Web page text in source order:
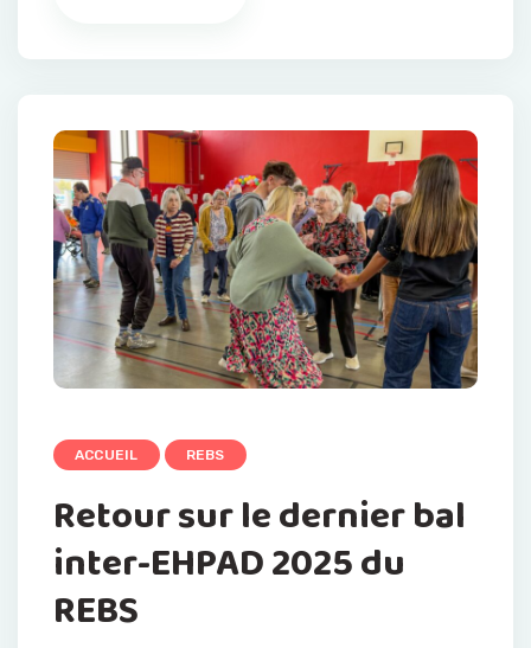
ACCUEIL REBS
Retour sur le dernier bal
inter-EHPAD 2025 du
REBS